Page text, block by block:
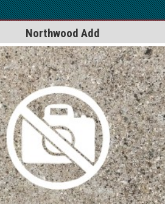
Northwood Add